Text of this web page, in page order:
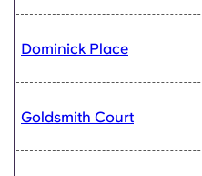
Dominick Place
Goldsmith Court